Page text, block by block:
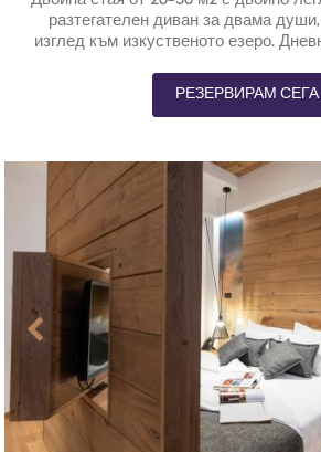
разтегателен диван за двама
изглед към изкуственото езеро.
РЕЗЕРВИРАМ СЕГА